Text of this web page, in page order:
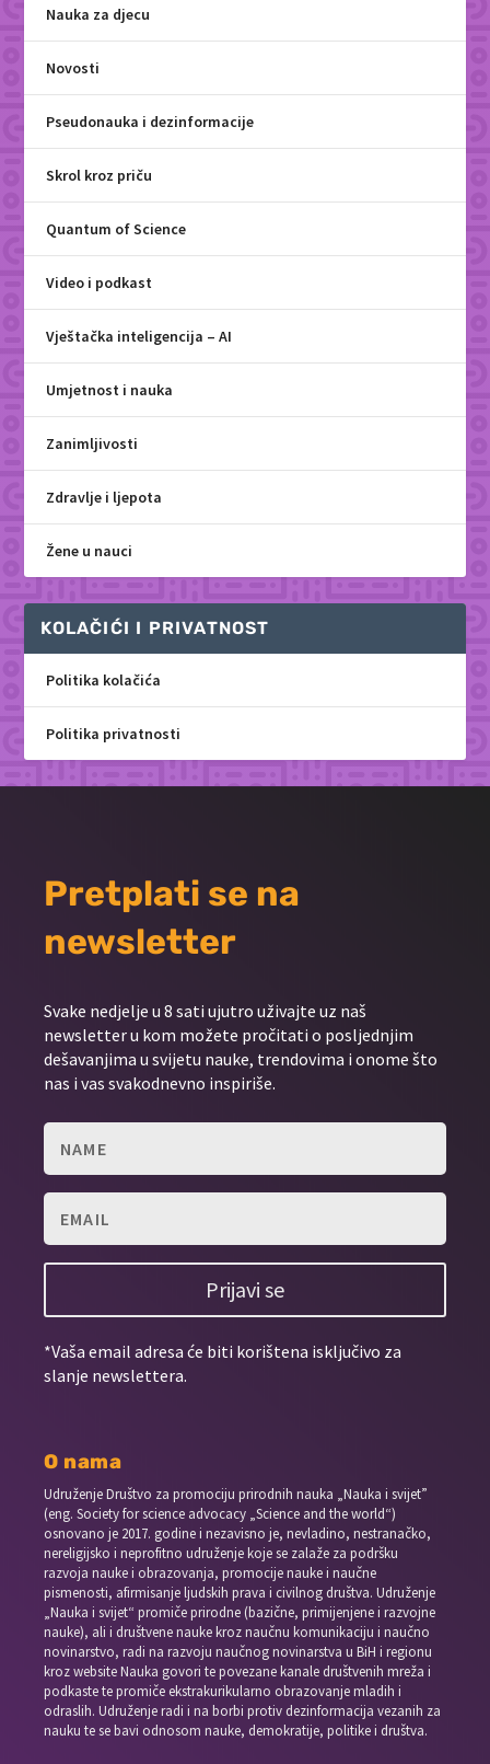
Nauka za djecu
Novosti
Pseudonauka i dezinformacije
Skrol kroz priču
Quantum of Science
Video i podkast
Vještačka inteligencija – AI
Umjetnost i nauka
Zanimljivosti
Zdravlje i ljepota
Žene u nauci
KOLAČIĆI I PRIVATNOST
Politika kolačića
Politika privatnosti
Pretplati se na
newsletter
Svake nedjelje u 8 sati ujutro uživajte uz naš
newsletter u kom možete pročitati o posljednjim
dešavanjima u svijetu nauke, trendovima i onome što
nas i vas svakodnevno inspiriše.
Prijavi se
*Vaša email adresa će biti korištena isključivo za
slanje newslettera.
O nama
Udruženje Društvo za promociju prirodnih nauka „Nauka i svijet”
(eng. Society for science advocacy „Science and the world“)
osnovano je 2017. godine i nezavisno je, nevladino, nestranačko,
nereligijsko i neprofitno udruženje koje se zalaže za podršku
razvoja nauke i obrazovanja, promocije nauke i naučne
pismenosti, afirmisanje ljudskih prava i civilnog društva. Udruženje
„Nauka i svijet“ promiče prirodne (bazične, primijenjene i razvojne
nauke), ali i društvene nauke kroz naučnu komunikaciju i naučno
novinarstvo, radi na razvoju naučnog novinarstva u BiH i regionu
kroz website Nauka govori te povezane kanale društvenih mreža i
podkaste te promiče ekstrakurikularno obrazovanje mladih i
odraslih. Udruženje radi i na borbi protiv dezinformacija vezanih za
nauku te se bavi odnosom nauke, demokratije, politike i društva.